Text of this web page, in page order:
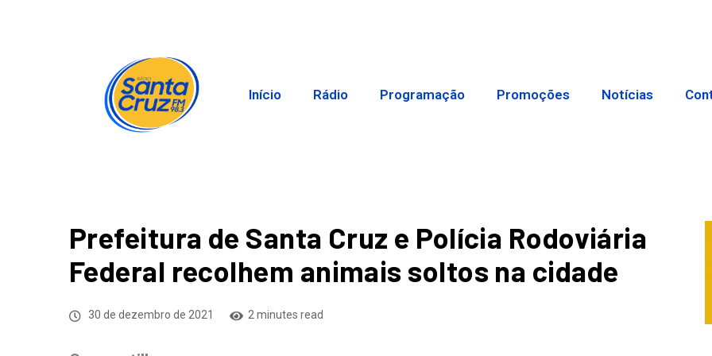
Início Rádio Programação Promoções Notícias
Prefeitura de Santa Cruz e Polícia Rodoviária
Federal recolhem animais soltos na cidade
30 de dezembro de 2021 2 minutes read